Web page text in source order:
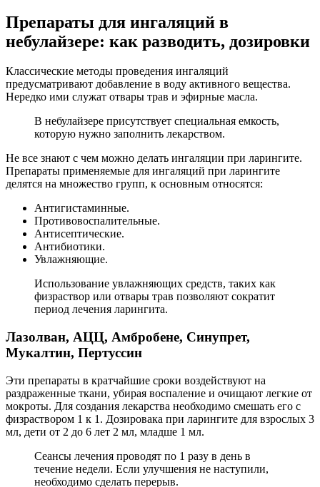
Препараты для ингаляций в
небулайзере: как разводить, дозировки
Классические методы проведения ингаляций
предусматривают добавление в воду активного вещества.
Нередко ими служат отвары трав и эфирные масла.
В небулайзере присутствует специальная емкость,
которую нужно заполнить лекарством.
Не все знают с чем можно делать ингаляции при ларингите.
Препараты применяемые для ингаляций при ларингите
делятся на множество групп, к основным относятся:
Антигистаминные.
Противовоспалительные.
Антисептические.
Антибиотики.
Увлажняющие.
Использование увлажняющих средств, таких как
физраствор или отвары трав позволяют сократит
период лечения ларингита.
Лазолван, АЦЦ, Амбробене, Синупрет,
Мукалтин, Пертуссин
Эти препараты в кратчайшие сроки воздействуют на
раздраженные ткани, убирая воспаление и очищают легкие от
мокроты. Для создания лекарства необходимо смешать его с
физраствором 1 к 1. Дозировака при ларингите для взрослых 3
мл, дети от 2 до 6 лет 2 мл, младше 1 мл.
Сеансы лечения проводят по 1 разу в день в
течение недели. Если улучшения не наступили,
необходимо сделать перерыв.